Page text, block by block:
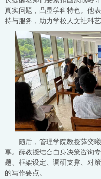
真实问题，凸显学科特色。他
持与服务，助力学校人文社科
随后，管理学院教授薛奕
享。薛教授结合自身决策咨询
题、框架设定、调研支撑、对
的写作要点。